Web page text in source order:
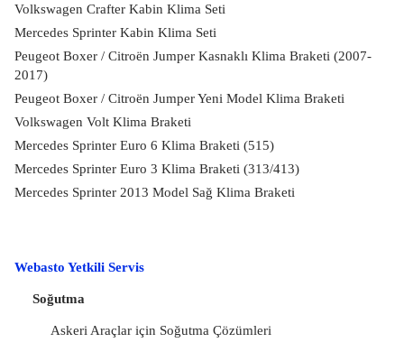
Volkswagen Crafter Kabin Klima Seti
Mercedes Sprinter Kabin Klima Seti
Peugeot Boxer / Citroën Jumper Kasnaklı Klima Braketi (2007-
2017)
Peugeot Boxer / Citroën Jumper Yeni Model Klima Braketi
Volkswagen Volt Klima Braketi
Mercedes Sprinter Euro 6 Klima Braketi (515)
Mercedes Sprinter Euro 3 Klima Braketi (313/413)
Mercedes Sprinter 2013 Model Sağ Klima Braketi
Webasto Yetkili Servis
Soğutma
Askeri Araçlar için Soğutma Çözümleri